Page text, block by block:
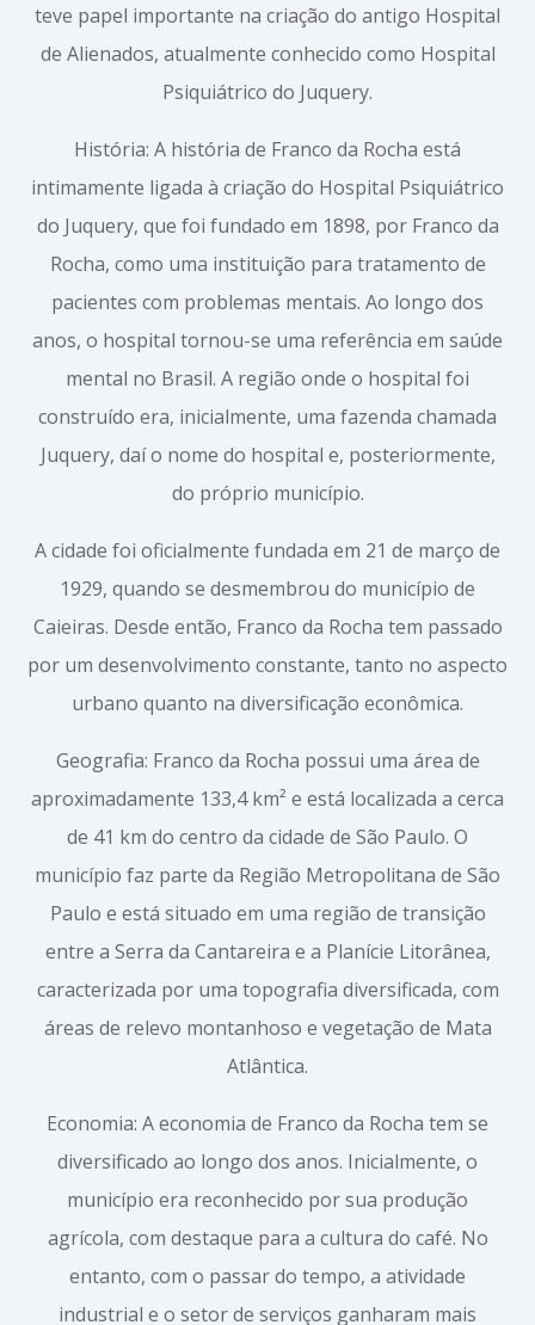
teve papel importante na criação do antigo Hospital
de Alienados, atualmente conhecido como Hospital
Psiquiátrico do Juquery.
História: A história de Franco da Rocha está
intimamente ligada à criação do Hospital Psiquiátrico
do Juquery, que foi fundado em 1898, por Franco da
Rocha, como uma instituição para tratamento de
pacientes com problemas mentais. Ao longo dos
anos, o hospital tornou-se uma referência em saúde
mental no Brasil. A região onde o hospital foi
construído era, inicialmente, uma fazenda chamada
Juquery, daí o nome do hospital e, posteriormente,
do próprio município.
A cidade foi oficialmente fundada em 21 de março de
1929, quando se desmembrou do município de
Caieiras. Desde então, Franco da Rocha tem passado
por um desenvolvimento constante, tanto no aspecto
urbano quanto na diversificação econômica.
Geografia: Franco da Rocha possui uma área de
aproximadamente 133,4 km² e está localizada a cerca
de 41 km do centro da cidade de São Paulo. O
município faz parte da Região Metropolitana de São
Paulo e está situado em uma região de transição
entre a Serra da Cantareira e a Planície Litorânea,
caracterizada por uma topografia diversificada, com
áreas de relevo montanhoso e vegetação de Mata
Atlântica.
Economia: A economia de Franco da Rocha tem se
diversificado ao longo dos anos. Inicialmente, o
município era reconhecido por sua produção
agrícola, com destaque para a cultura do café. No
entanto, com o passar do tempo, a atividade
industrial e o setor de serviços ganharam mais